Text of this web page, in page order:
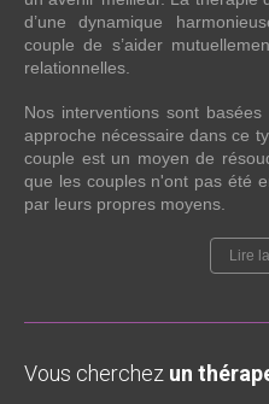
d’une dynamique
couple de s’aider
relationnelles.
Nos interventions sont
approche nécessaire dans ce
couple est un moyen de
que les couples n'ont pas été
par leurs propres moyens.
Lire
Vous cherchez un